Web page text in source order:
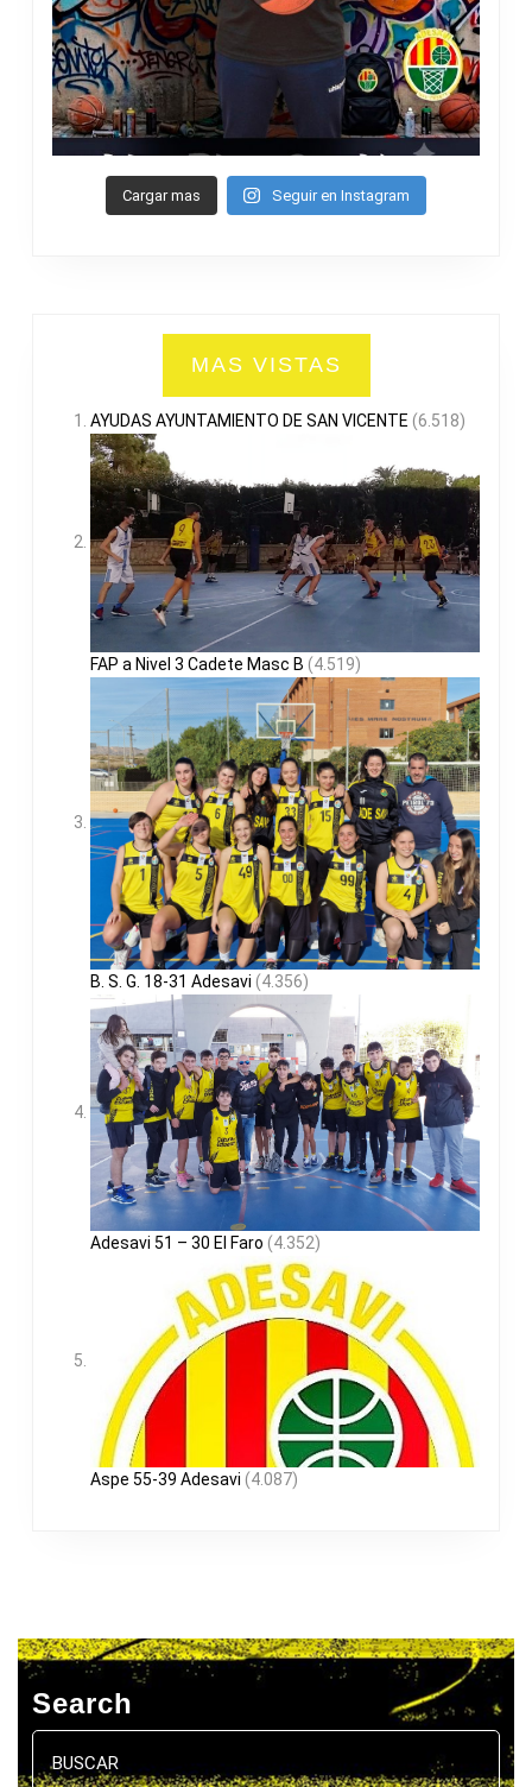
Cargar mas Seguir en Instagram
MAS VISTAS
AYUDAS AYUNTAMIENTO DE SAN VICENTE (6.518)
FAP a Nivel 3 Cadete Masc B (4.519)
B. S. G. 18-31 Adesavi (4.356)
Adesavi 51 – 30 El Faro (4.352)
Aspe 55-39 Adesavi (4.087)
Search
Buscar: